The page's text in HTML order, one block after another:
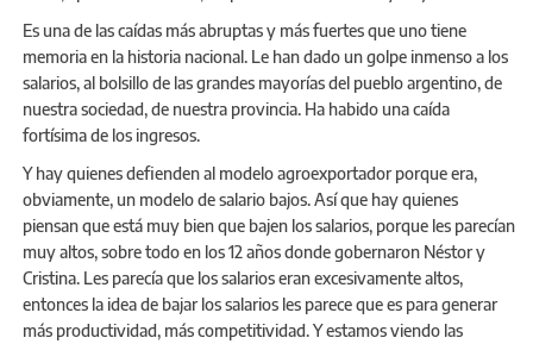
Es una de las caídas más abruptas y más fuertes que uno tiene
memoria en la historia nacional. Le han dado un golpe inmenso a los
salarios, al bolsillo de las grandes mayorías del pueblo argentino, de
nuestra sociedad, de nuestra provincia. Ha habido una caída
fortísima de los ingresos.
Y hay quienes defienden al modelo agroexportador porque era,
obviamente, un modelo de salario bajos. Así que hay quienes
piensan que está muy bien que bajen los salarios, porque les parecían
muy altos, sobre todo en los 12 años donde gobernaron Néstor y
Cristina. Les parecía que los salarios eran excesivamente altos,
entonces la idea de bajar los salarios les parece que es para generar
más productividad, más competitividad. Y estamos viendo las